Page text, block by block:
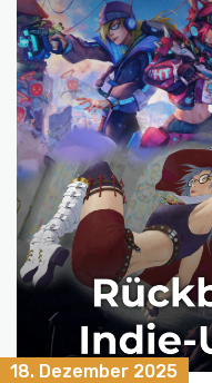
18. Dezember 2025